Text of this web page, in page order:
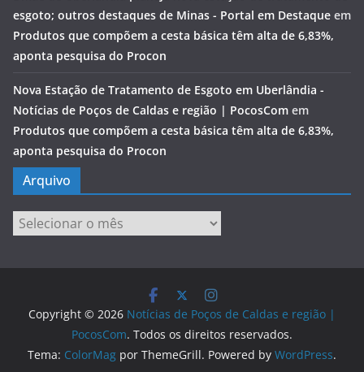
esgoto; outros destaques de Minas - Portal em Destaque em
Produtos que compõem a cesta básica têm alta de 6,83%,
aponta pesquisa do Procon
Nova Estação de Tratamento de Esgoto em Uberlândia -
Notícias de Poços de Caldas e região | PocosCom em
Produtos que compõem a cesta básica têm alta de 6,83%,
aponta pesquisa do Procon
Arquivo
Arquivo
Copyright © 2026 Notícias de Poços de Caldas e região |
PocosCom. Todos os direitos reservados.
Tema: ColorMag por ThemeGrill. Powered by WordPress.